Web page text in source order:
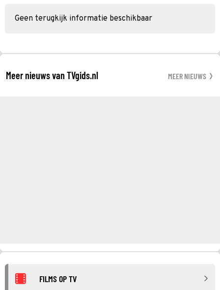
Geen terugkijk informatie beschikbaar
Meer nieuws van TVgids.nl MEER NIEUWS
FILMS OP TV